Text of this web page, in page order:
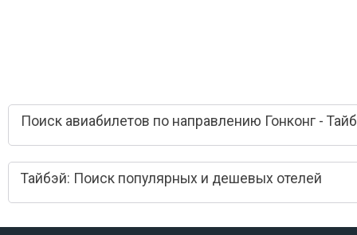
Поиск авиабилетов по направлению Гонконг -
Тайбэй: Поиск популярных и дешевых отелей